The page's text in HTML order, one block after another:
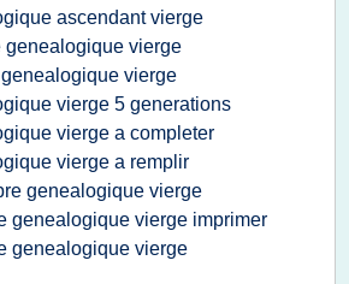
ascendant vierge
genealogique vierge
vierge
vierge 5 generations
vierge a completer
vierge a remplir
genealogique vierge
genealogique vierge imprimer
genealogique vierge